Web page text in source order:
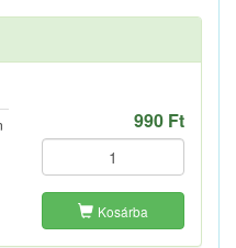
990 Ft
Kosárba